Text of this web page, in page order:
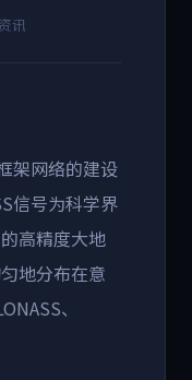
讯
架网络的建设
信号为科学界
高精度大地
地分布在意
、